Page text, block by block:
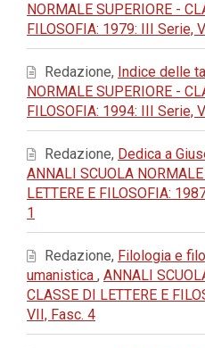
NORMALE SUPERIORE -
FILOSOFIA: 1979: III Serie,
Redazione, Indice delle
NORMALE SUPERIORE -
FILOSOFIA: 1994: III Serie,
Redazione, Dedica a
ANNALI SCUOLA
LETTERE E FILOSOFIA:
1
Redazione, Filologia e
umanistica , ANNALI
CLASSE DI LETTERE E
VII, Fasc. 4